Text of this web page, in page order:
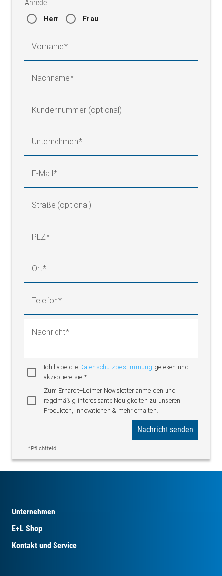
Anrede
Herr Frau
Vorname
Nachname
Kundennummer (optional)
Unternehmen
E-Mail
Straße (optional)
PLZ
Ort
Telefon
Nachricht
Ich habe die Datenschutzbestimmung gelesen und
akzeptiere sie.*
Zum Erhardt+Leimer Newsletter anmelden und
regelmäßig interessante Neuigkeiten zu unseren
Produkten, Innovationen & mehr erhalten.
*Pflichtfeld
Nachricht senden
Unternehmen
E+L Shop
Kontakt und Service